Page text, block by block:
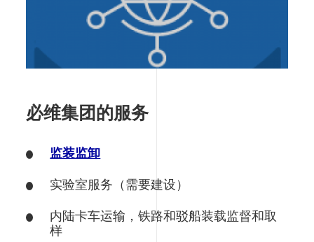
必维集团的服务
监装监卸
实验室服务（需要建设）
内陆卡车运输，铁路和驳船装载监督和取
样